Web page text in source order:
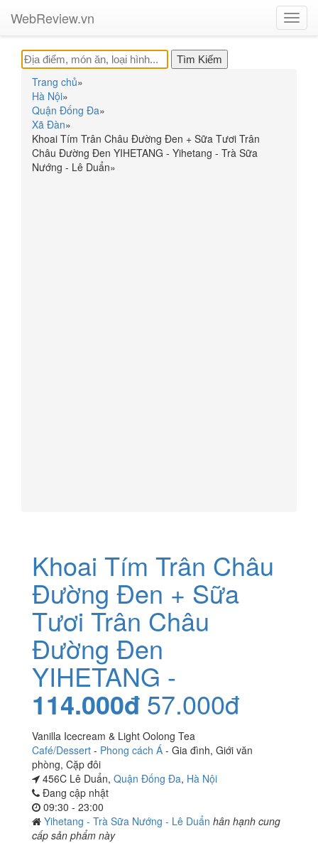
WebReview.vn
Trang chủ»
Hà Nội»
Quận Đống Đa»
Xã Đàn»
Khoai Tím Trân Châu Đường Đen + Sữa Tươi Trân
Châu Đường Đen YIHETANG - Yihetang - Trà Sữa
Nướng - Lê Duẩn»
Khoai Tím Trân Châu
Đường Đen + Sữa
Tươi Trân Châu
Đường Đen
YIHETANG -
114.000đ 57.000đ
Vanilla Icecream & Light Oolong Tea
Café/Dessert - Phong cách Á - Gia đình, Giới văn
phòng, Cặp đôi
456C Lê Duẩn, Quận Đống Đa, Hà Nội
Đang cập nhật
09:30 - 23:00
Yihetang - Trà Sữa Nướng - Lê Duẩn hân hạnh cung
cấp sản phẩm này